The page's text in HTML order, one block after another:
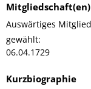
Mitgliedschaft(en)
Auswärtiges Mitglied
gewählt:
06.04.1729
Kurzbiographie